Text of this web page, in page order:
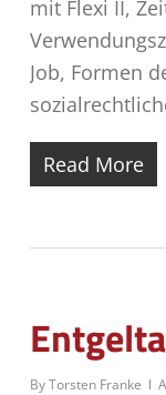
mit Flexi II,
Job, Formen
Read More
ByTorsten Franke